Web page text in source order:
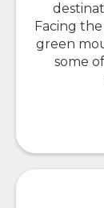
Facing
green
some